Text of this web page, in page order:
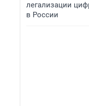
легализации
в России